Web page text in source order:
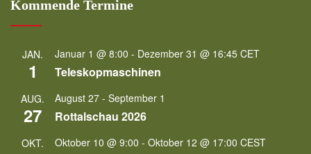
Kommende Termine
JAN.
1
Januar 1 @ 8:00 - Dezember 31 @ 16:45 CET
Teleskopmaschinen
AUG.
27
August 27 - September 1
Rottalschau 2026
OKT. Oktober 10 @ 9:00 - Oktober 12 @ 17:00 CEST